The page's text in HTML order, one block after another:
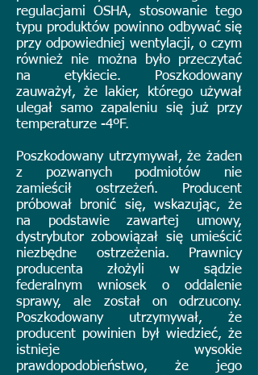
regulacjami OSHA, stosowanie tego
typu produktów powinno odbywać się
przy odpowiedniej wentylacji, o czym
również nie można było przeczytać
na etykiecie. Poszkodowany
zauważył, że lakier, którego używał
ulegał samo zapaleniu się już przy
temperaturze -4ºF.
Poszkodowany utrzymywał, że żaden
z pozwanych podmiotów nie
zamieścił ostrzeżeń. Producent
próbował bronić się, wskazując, że
na podstawie zawartej umowy,
dystrybutor zobowiązał się umieścić
niezbędne ostrzeżenia. Prawnicy
producenta złożyli w sądzie
federalnym wniosek o oddalenie
sprawy, ale został on odrzucony.
Poszkodowany utrzymywał, że
producent powinien był wiedzieć, że
istnieje wysokie
prawdopodobieństwo, że jego